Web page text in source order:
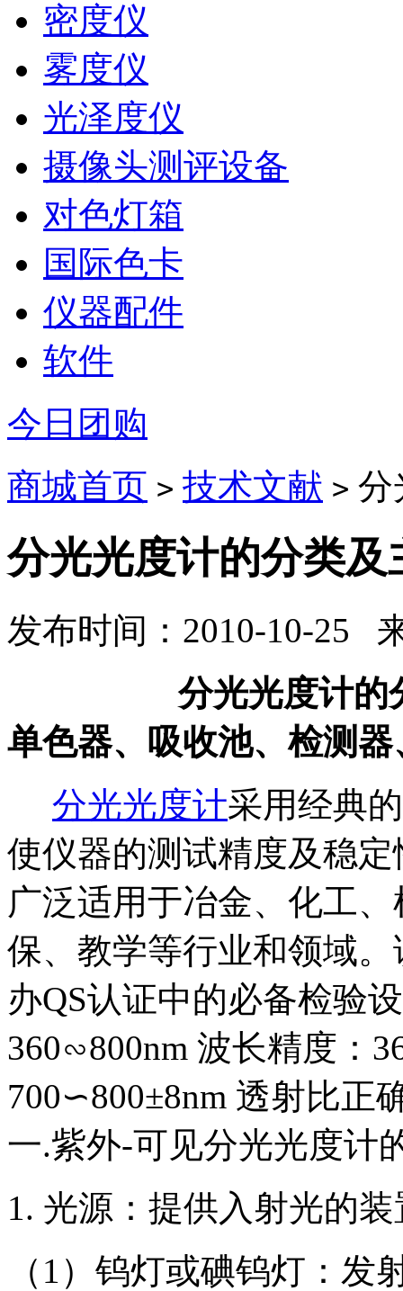
密度仪
雾度仪
光泽度仪
摄像头测评设备
对色灯箱
国际色卡
仪器配件
软件
今日团购
商城首页 > 技术文献 > 分
分光光度计的分类及
发布时间：2010-10-25
分光光度计的分类
单色器、吸收池、检测
分光光度计采用经典
使仪器的测试精度及稳
广泛适用于冶金、化工
保、教学等行业和领域
办QS认证中的必备检验
360∽800nm 波长精度：
700∽800±8nm 透射比正
一.紫外-可见分光光度计
1. 光源：提供入射光的
（1）钨灯或碘钨灯：